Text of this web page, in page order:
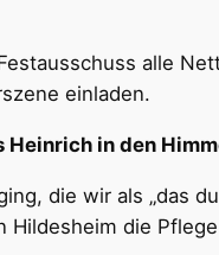
alle
einladen.
Heinrich in den
die wir als „das
Hildesheim die